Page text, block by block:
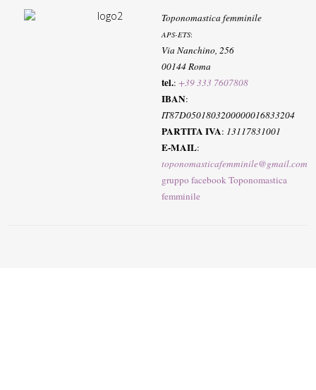
Toponomastica femminile
APS-ETS:
Via Nanchino, 256
00144 Roma
tel.:+39 333 7607808
IBAN:
IT87D0501803200000016833204
PARTITA IVA: 13117831001
E-MAIL:
toponomasticafemminile@gmail.com
gruppo facebook Toponomastica
femminile